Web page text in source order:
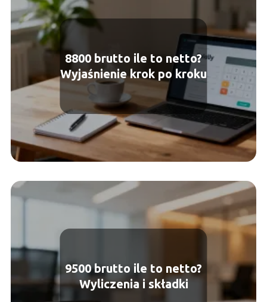
8800 brutto ile to netto?
Wyjaśnienie krok po kroku
9500 brutto ile to netto?
Wyliczenia i składki